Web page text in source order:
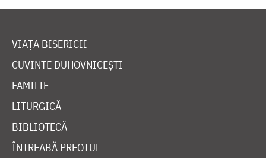
VIAȚA BISERICII
CUVINTE DUHOVNICEȘTI
FAMILIE
LITURGICĂ
BIBLIOTECĂ
ÎNTREABĂ PREOTUL